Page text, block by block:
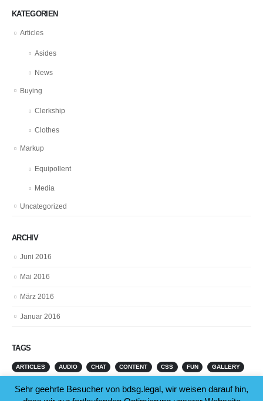
KATEGORIEN
Articles
Asides
News
Buying
Clerkship
Clothes
Markup
Equipollent
Media
Uncategorized
ARCHIV
Juni 2016
Mai 2016
März 2016
Januar 2016
TAGS
ARTICLES AUDIO CHAT CONTENT CSS FUN GALLERY
Sehr geehrte Besucher von bdsg.legal, wir weisen darauf hin,